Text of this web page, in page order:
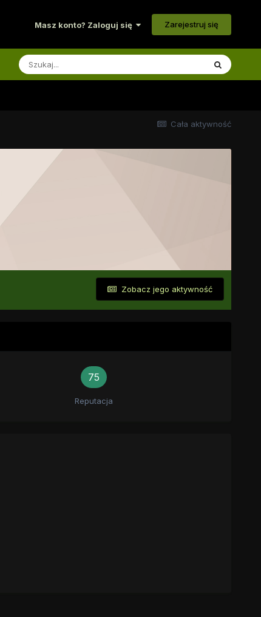
Masz konto? Zaloguj się Zarejestruj się
Cała aktywność
Zobacz jego aktywność
75
Reputacja